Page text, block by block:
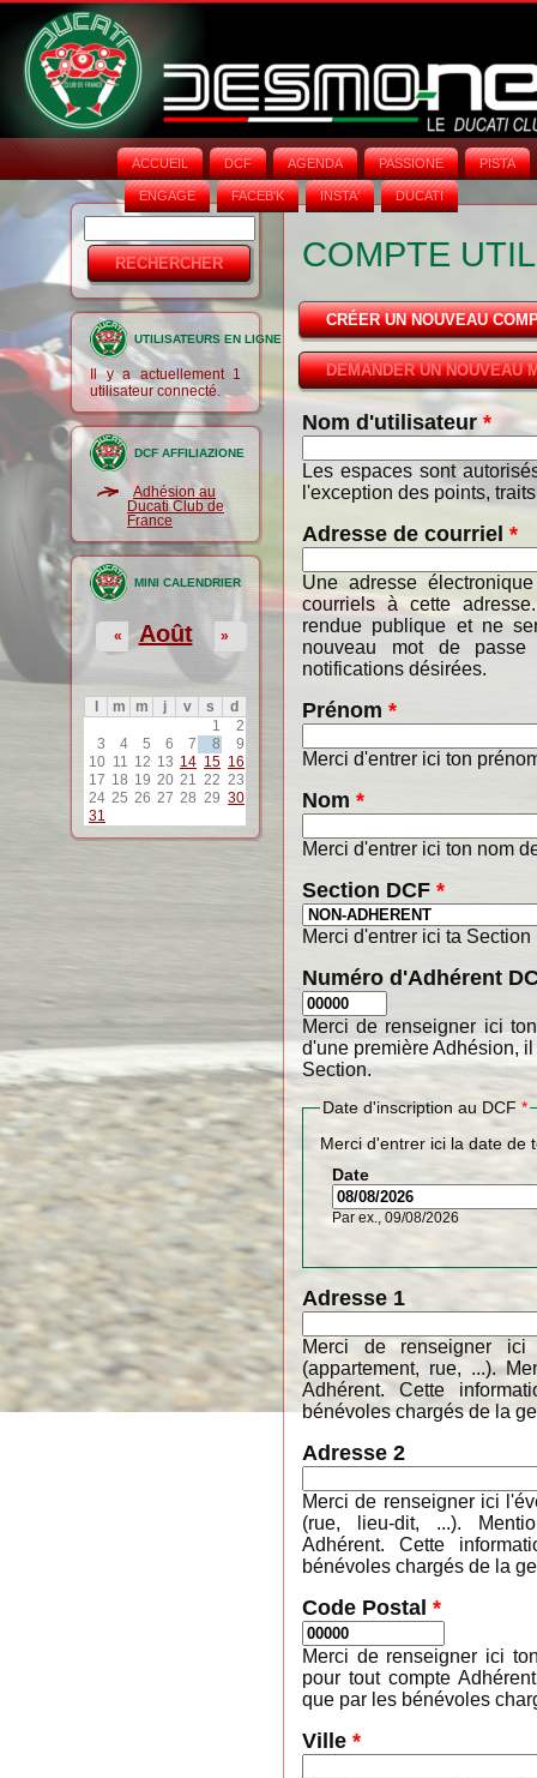
ACCUEIL DCF AGENDA PASSIONE PISTA
ENGAGE FACEB'K INSTA‘ DUCATI
Formulaire
de
recherche
UTILISATEURS EN LIGNE
Il y a actuellement 1
utilisateur connecté.
DCF AFFILIAZIONE
Adhésion au
Ducati Club de
France
MINI CALENDRIER
Août
« »
m m j v s
d
1
2
3
4 5 6 7 8
9
10 11 12 13 14 15 16
17 18 19 20 21 22 23
24 25 26 27 28 29 30
31
COMPTE
CRÉER UN NOUVEAU
DEMANDER UN NOUVEAU
Nom d'utilisateur *
Les espaces sont
l'exception des points,
Adresse de courriel *
Une adresse
courriels à cette
rendue publique et ne
nouveau mot de
notifications désirées.
Prénom *
Merci d'entrer ici ton
Nom *
Merci d'entrer ici ton nom
Section DCF *
Merci d'entrer ici ta
Numéro d'Adhérent
Merci de renseigner ici
d'une première Adhésion,
Section.
Date d'inscription au DCF *
Merci d'entrer ici la date de
Date
Par ex., 09/08/2026
Adresse 1
Merci de renseigner
(appartement, rue, ...).
Adhérent. Cette
bénévoles chargés de la
Adresse 2
Merci de renseigner ici
(rue, lieu-dit, ...).
Adhérent. Cette
bénévoles chargés de la
Code Postal *
Merci de renseigner ici
pour tout compte
que par les bénévoles
Ville *